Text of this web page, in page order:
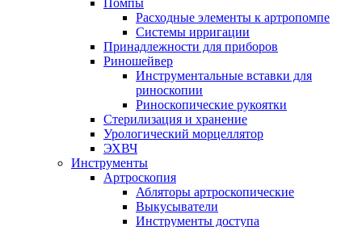
Расходные элементы к артропомпе
Системы ирригации
Принадлежности для приборов
Риношейвер
Инструментальные вставки для
риноскопии
Риноскопические рукоятки
Стерилизация и хранение
Урологический морцеллятор
ЭХВЧ
Инструменты
Артроскопия
Абляторы артроскопические
Выкусыватели
Инструменты доступа